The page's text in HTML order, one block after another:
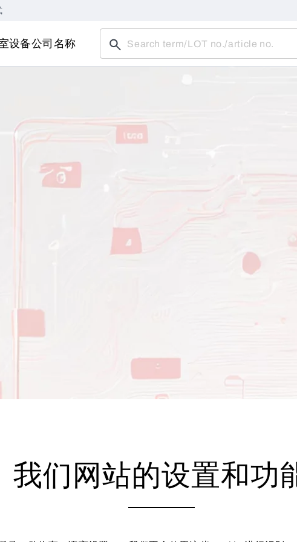
设备公司名称
我们网站的设置和功